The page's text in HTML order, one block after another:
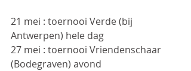
21 mei : toernooi Verde (bij
Antwerpen) hele dag
27 mei : toernooi Vriendenschaar
(Bodegraven) avond